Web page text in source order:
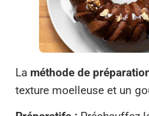
La méthode de
texture moelleuse et un